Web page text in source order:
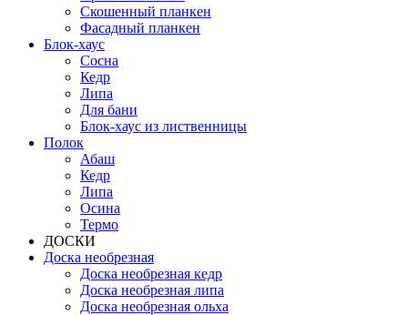
Скошенный планкен
Фасадный планкен
Блок-хаус
Сосна
Кедр
Липа
Для бани
Блок-хаус из лиственницы
Полок
Абаш
Кедр
Липа
Осина
Термо
ДОСКИ
Доска необрезная
Доска необрезная кедр
Доска необрезная липа
Доска необрезная ольха